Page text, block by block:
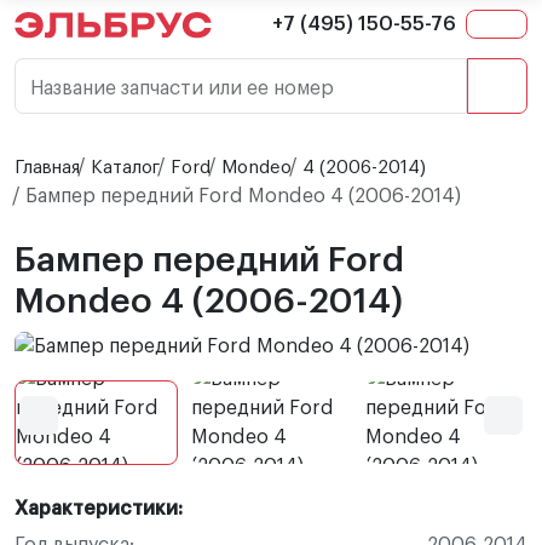
+7 (495) 150-55-76
Название запчасти или ее номер
Главная Каталог Ford Mondeo 4 (2006-2014)
Бампер передний Ford Mondeo 4 (2006-2014)
Бампер передний Ford
Mondeo 4 (2006-2014)
Характеристики: